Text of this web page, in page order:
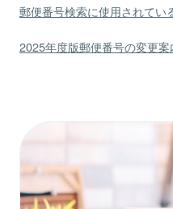
郵便番号検索に使用されてい
2025年度版郵便番号の変更案